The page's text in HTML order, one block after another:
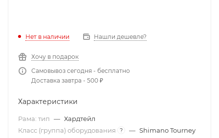
Нет в наличии Нашли дешевле?
Хочу в подарок
Самовывоз сегодня - бесплатно
Доставка завтра - 500 ₽
Характеристики
Рама: тип — Хардтейл
Класс (группа) оборудования
? — Shimano Tourney